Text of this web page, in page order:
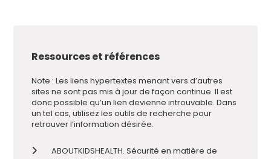
Ressources et références
Note : Les liens hypertextes menant vers d’autres
sites ne sont pas mis à jour de façon continue. Il est
donc possible qu’un lien devienne introuvable. Dans
un tel cas, utilisez les outils de recherche pour
retrouver l’information désirée.
ABOUTKIDSHEALTH. Sécurité en matière de